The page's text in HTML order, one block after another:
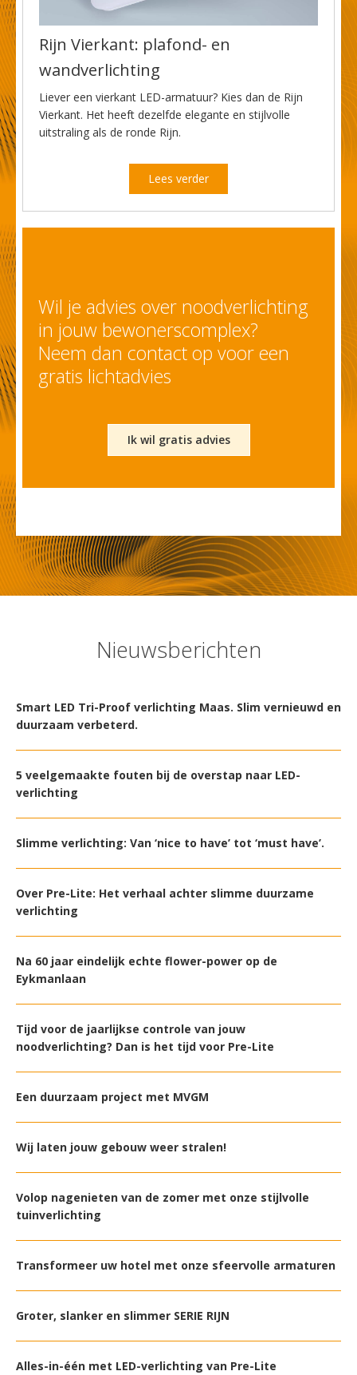
Rijn Vierkant: plafond- en
wandverlichting
Liever een vierkant LED-armatuur? Kies dan de Rijn
Vierkant. Het heeft dezelfde elegante en stijlvolle
uitstraling als de ronde Rijn.
Lees verder
Wil je advies over noodverlichting
in jouw bewonerscomplex?
Neem dan contact op voor een
gratis lichtadvies
Ik wil gratis advies
Nieuwsberichten
Smart LED Tri-Proof verlichting Maas. Slim vernieuwd en
duurzaam verbeterd.
5 veelgemaakte fouten bij de overstap naar LED-
verlichting
Slimme verlichting: Van ‘nice to have’ tot ‘must have’.
Over Pre-Lite: Het verhaal achter slimme duurzame
verlichting
Na 60 jaar eindelijk echte flower-power op de
Eykmanlaan
Tijd voor de jaarlijkse controle van jouw
noodverlichting? Dan is het tijd voor Pre-Lite
Een duurzaam project met MVGM
Wij laten jouw gebouw weer stralen!
Volop nagenieten van de zomer met onze stijlvolle
tuinverlichting
Transformeer uw hotel met onze sfeervolle armaturen
Groter, slanker en slimmer SERIE RIJN
Alles-in-één met LED-verlichting van Pre-Lite